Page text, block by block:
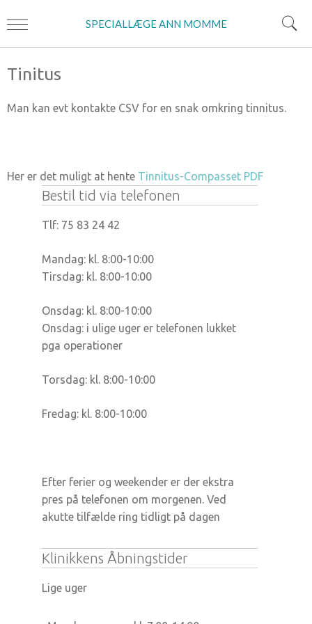
SPECIALLÆGE ANN MOMME
Tinitus
Man kan evt kontakte CSV for en snak omkring tinnitus.
Her er det muligt at hente Tinnitus-Compasset PDF
Bestil tid via telefonen
Tlf: 75 83 24 42
Mandag: kl. 8:00-10:00
Tirsdag: kl. 8:00-10:00
Onsdag: kl. 8:00-10:00
Onsdag: i ulige uger er telefonen lukket
pga operationer
Torsdag: kl. 8:00-10:00
Fredag: kl. 8:00-10:00
Efter ferier og weekender er der ekstra
pres på telefonen om morgenen. Ved
akutte tilfælde ring tidligt på dagen
Klinikkens Åbningstider
Lige uger